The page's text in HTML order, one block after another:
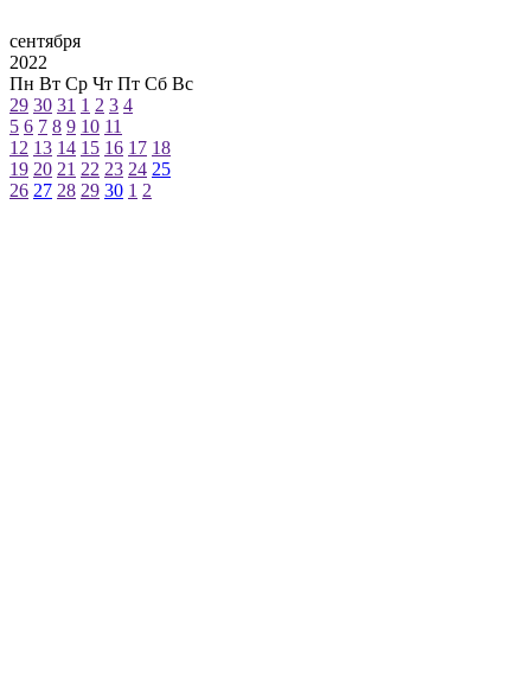
сентября
2022
Пн Вт Ср Чт Пт Сб Вс
29 30 31 1 2 3 4
5 6 7 8 9 10 11
12 13 14 15 16 17 18
19 20 21 22 23 24 25
26 27 28 29 30 1 2